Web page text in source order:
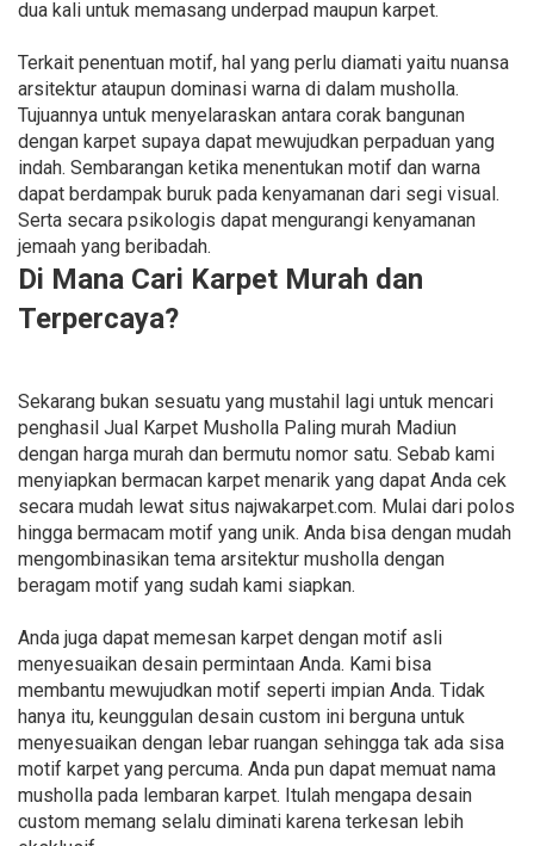
dua kali untuk memasang underpad maupun karpet.
Terkait penentuan motif, hal yang perlu diamati yaitu nuansa
arsitektur ataupun dominasi warna di dalam musholla.
Tujuannya untuk menyelaraskan antara corak bangunan
dengan karpet supaya dapat mewujudkan perpaduan yang
indah. Sembarangan ketika menentukan motif dan warna
dapat berdampak buruk pada kenyamanan dari segi visual.
Serta secara psikologis dapat mengurangi kenyamanan
jemaah yang beribadah.
Di Mana Cari Karpet Murah dan
Terpercaya?
Sekarang bukan sesuatu yang mustahil lagi untuk mencari
penghasil Jual Karpet Musholla Paling murah Madiun
dengan harga murah dan bermutu nomor satu. Sebab kami
menyiapkan bermacan karpet menarik yang dapat Anda cek
secara mudah lewat situs najwakarpet.com. Mulai dari polos
hingga bermacam motif yang unik. Anda bisa dengan mudah
mengombinasikan tema arsitektur musholla dengan
beragam motif yang sudah kami siapkan.
Anda juga dapat memesan karpet dengan motif asli
menyesuaikan desain permintaan Anda. Kami bisa
membantu mewujudkan motif seperti impian Anda. Tidak
hanya itu, keunggulan desain custom ini berguna untuk
menyesuaikan dengan lebar ruangan sehingga tak ada sisa
motif karpet yang percuma. Anda pun dapat memuat nama
musholla pada lembaran karpet. Itulah mengapa desain
custom memang selalu diminati karena terkesan lebih